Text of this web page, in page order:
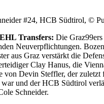
#24, HCB Südtirol, ©
Transfers: Die
Neuverpflichtungen.
aus Graz verstärkt die
Clay Hanus, die
von Devin Steffler, der zuletzt
und der HCB Südtirol
Schneider.